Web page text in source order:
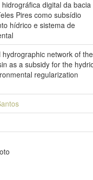
digital da bacia
Pires como subsídio
hídrico e sistema de
network of the
as a subsidy for the
regularization